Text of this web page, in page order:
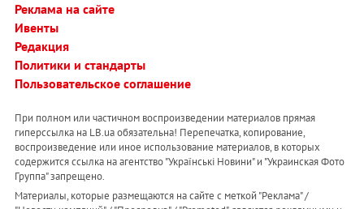
Реклама на сайте
Ивенты
Редакция
Политики и стандарты
Пользовательское соглашение
При полном или частичном воспроизведении материалов прямая
гиперссылка на LB.ua обязательна! Перепечатка, копирование,
воспроизведение или иное использование материалов, в которых
содержится ссылка на агентство "Українськi Новини" и "Украинская Фото
Группа" запрещено.
Материалы, которые размещаются на сайте с меткой "Реклама" /